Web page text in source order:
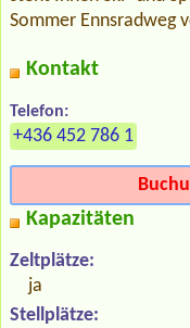
Sommer Ennsradweg
Kontakt
Telefon:
+436 452 786 1
Kapazitäten
Zeltplätze:
ja
Stellplätze: